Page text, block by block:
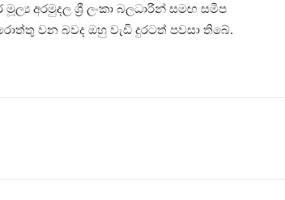
අරමුදල ශ්‍රී ලංකා බලධාරීන් සමඟ සමීප
වන බවද ඔහු වැඩි දුරටත් පවසා තිබේ.